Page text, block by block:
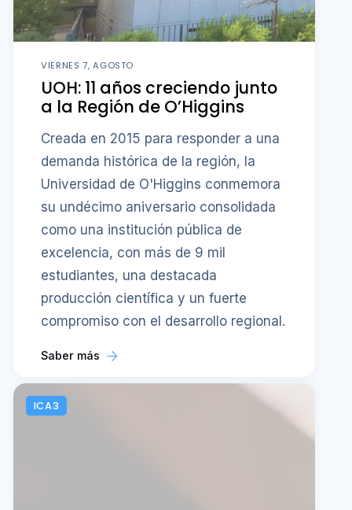
VIERNES 7, AGOSTO
UOH: 11 años creciendo junto
a la Región de O’Higgins
Creada en 2015 para responder a una
demanda histórica de la región, la
Universidad de O'Higgins conmemora
su undécimo aniversario consolidada
como una institución pública de
excelencia, con más de 9 mil
estudiantes, una destacada
producción científica y un fuerte
compromiso con el desarrollo regional.
Saber más
ICA3